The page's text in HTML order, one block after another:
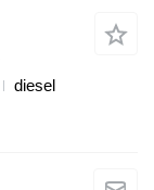
diesel